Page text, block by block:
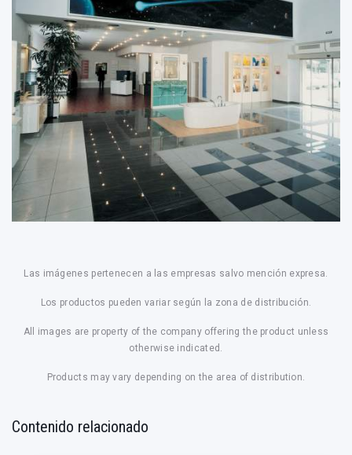
Las imágenes pertenecen a las empresas salvo mención expresa.
Los productos pueden variar según la zona de distribución.
All images are property of the company offering the product unless
otherwise indicated.
Products may vary depending on the area of distribution.
Contenido relacionado